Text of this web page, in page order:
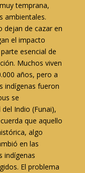
temprana,
ambientales.
dejan de cazar en
el impacto
esencial de
Muchos viven
años, pero a
indígenas fueron
se
Indio (Funai),
que aquello
algo
en las
indígenas
El problema